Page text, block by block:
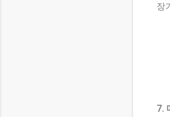
장
7.